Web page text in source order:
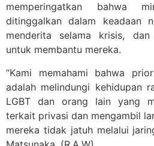
memperingatkan bahwa
ditinggalkan dalam keadaan
menderita selama krisis, dan
untuk membantu mereka.
“Kami memahami bahwa
adalah melindungi kehidupan
LGBT dan orang lain yang
terkait privasi dan mengambil
mereka tidak jatuh melalui